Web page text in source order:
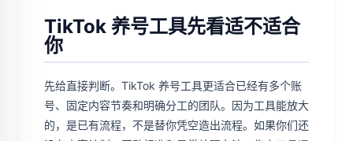
TikTok 养号工具先看适不适合
你
先给直接判断。TikTok 养号工具更适合已经有多个账
号、固定内容节奏和明确分工的团队。因为工具能放大
的，是已有流程，不是替你凭空造出流程。如果你们还